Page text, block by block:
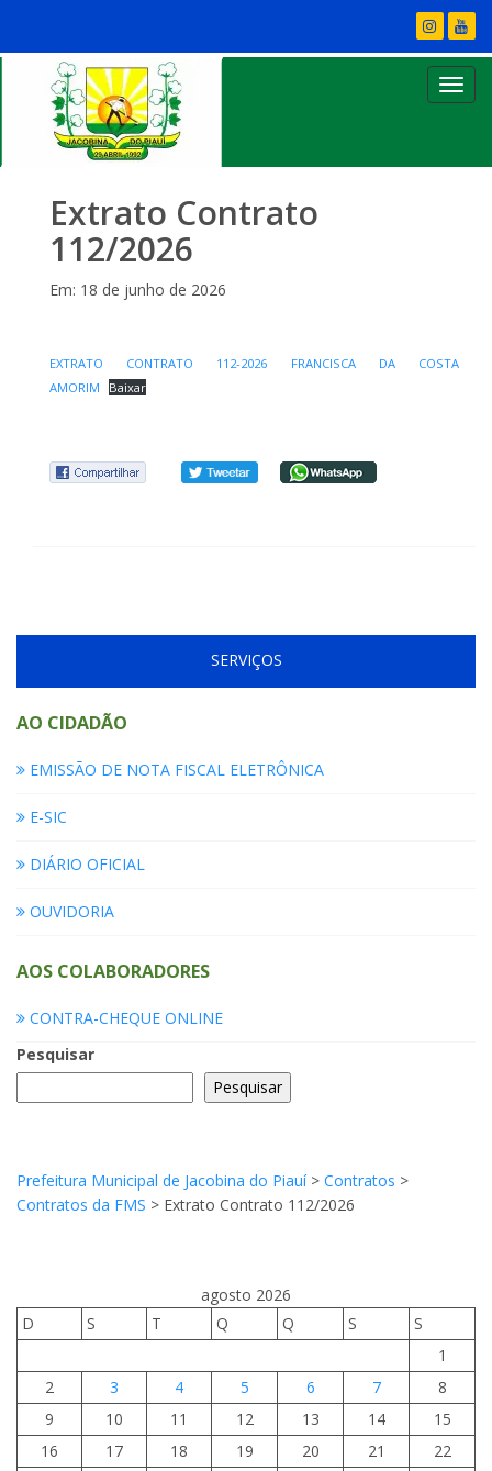
Extrato Contrato
112/2026
Em: 18 de junho de 2026
EXTRATO CONTRATO 112-2026 FRANCISCA DA COSTA
AMORIM
Baixar
SERVIÇOS
AO CIDADÃO
EMISSÃO DE NOTA FISCAL ELETRÔNICA
E-SIC
DIÁRIO OFICIAL
OUVIDORIA
AOS COLABORADORES
CONTRA-CHEQUE ONLINE
Pesquisar
Pesquisar
Prefeitura Municipal de Jacobina do Piauí> Contratos >
Contratos da FMS > Extrato Contrato 112/2026
agosto 2026
D
S T Q Q S
S
1
2
3 4 5 6 7
8
9
10 11 12 13 14
15
16
17 18 19 20 21
22